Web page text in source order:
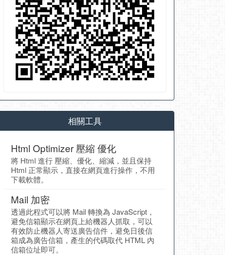
相關工具
Html Optimizer 壓縮 優化
將 Html 進行 壓縮、優化、縮減，並且保持
Html 正常顯示，直接在網頁進行操作，不用
下載軟體。
Mail 加密
透過此程式可以將 Mail 轉換為 JavaScript，
避免信箱顯示在網頁上給機器人抓取，可以
有效防止機器人寄送廣告信件，避免日後信
箱成為廣告信箱，產生的代碼取代 HTML 內
信箱位址即可。